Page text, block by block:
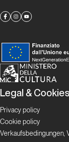
terra
The
Swiss
Machine
Storia Moderna
Storia Moderna
Legal & Cookies
Privacy policy
Cookie policy
Verkaufsbedingungen,